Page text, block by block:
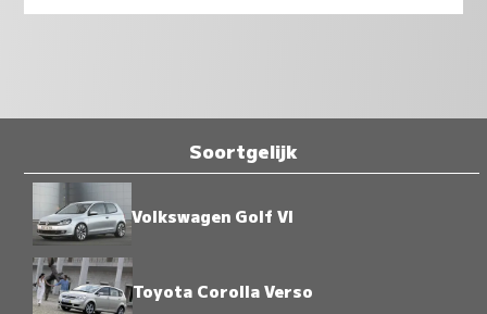
Soortgelijk
Volkswagen Golf VI
Toyota Corolla Verso